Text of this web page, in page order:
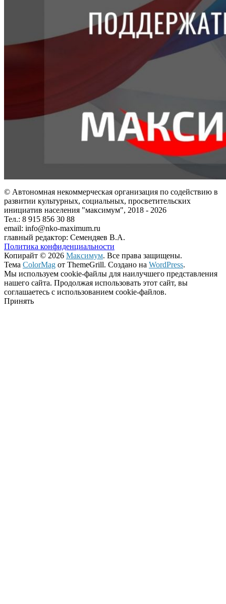
© Автономная некоммерческая организация по содействию в
развитии культурных, социальных, просветительских
инициатив населения "максимум", 2018 - 2026
Тел.: 8 915 856 30 88
email: info@nko-maximum.ru
главный редактор: Семендяев В.А.
Политика конфиденциальности
Копирайт © 2026 Максимум. Все права защищены.
Тема ColorMag от ThemeGrill. Создано на WordPress.
Мы используем cookie-файлы для наилучшего представления
нашего сайта. Продолжая использовать этот сайт, вы
соглашаетесь с использованием cookie-файлов.
Принять